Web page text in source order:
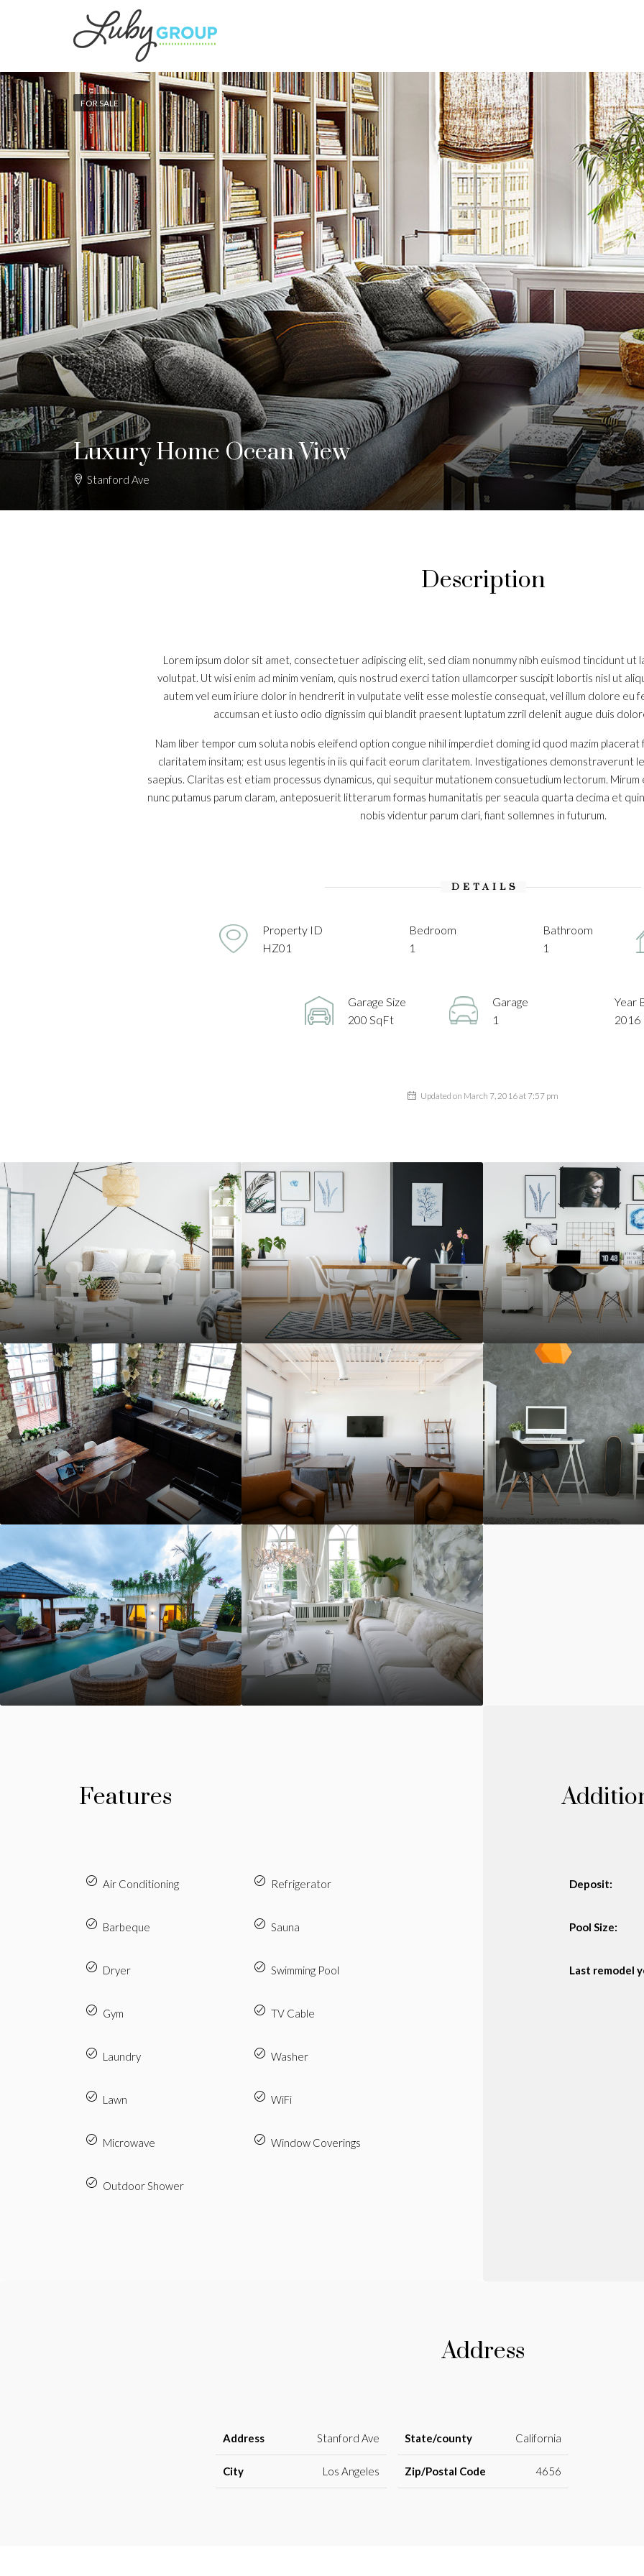
FOR SALE
Luxury Home Ocean View
Stanford Ave
Description
Lorem ipsum dolor sit amet, consectetuer adipiscing elit, sed diam nonummy nibh euismod tincidunt
volutpat. Ut wisi enim ad minim veniam, quis nostrud exerci tation ullamcorper suscipit lobortis nisl ut
autem vel eum iriure dolor in hendrerit in vulputate velit esse molestie consequat, vel illum dolore eu
accumsan et iusto odio dignissim qui blandit praesent luptatum zzril delenit augue duis
Nam liber tempor cum soluta nobis eleifend option congue nihil imperdiet doming id quod mazim placerat
claritatem insitam; est usus legentis in iis qui facit eorum claritatem. Investigationes demonstraverunt
saepius. Claritas est etiam processus dynamicus, qui sequitur mutationem consuetudium lectorum.
nunc putamus parum claram, anteposuerit litterarum formas humanitatis per seacula quarta decima et
nobis videntur parum clari, fiant sollemnes in futurum.
DETAILS
Property ID
HZ01
Bedroom
1
Bathroom
1
Garage Size
200 SqFt
Garage
1
Year
2016
Updated on March 7, 2016 at 7:57 pm
Features
Air Conditioning
Barbeque
Dryer
Gym
Laundry
Lawn
Microwave
Outdoor Shower
Refrigerator
Sauna
Swimming Pool
TV Cable
Washer
WiFi
Window Coverings
Deposit:
Pool Size:
Last remodel
Address
Address Stanford Ave
City Los Angeles
State/county California
Zip/Postal Code 4656